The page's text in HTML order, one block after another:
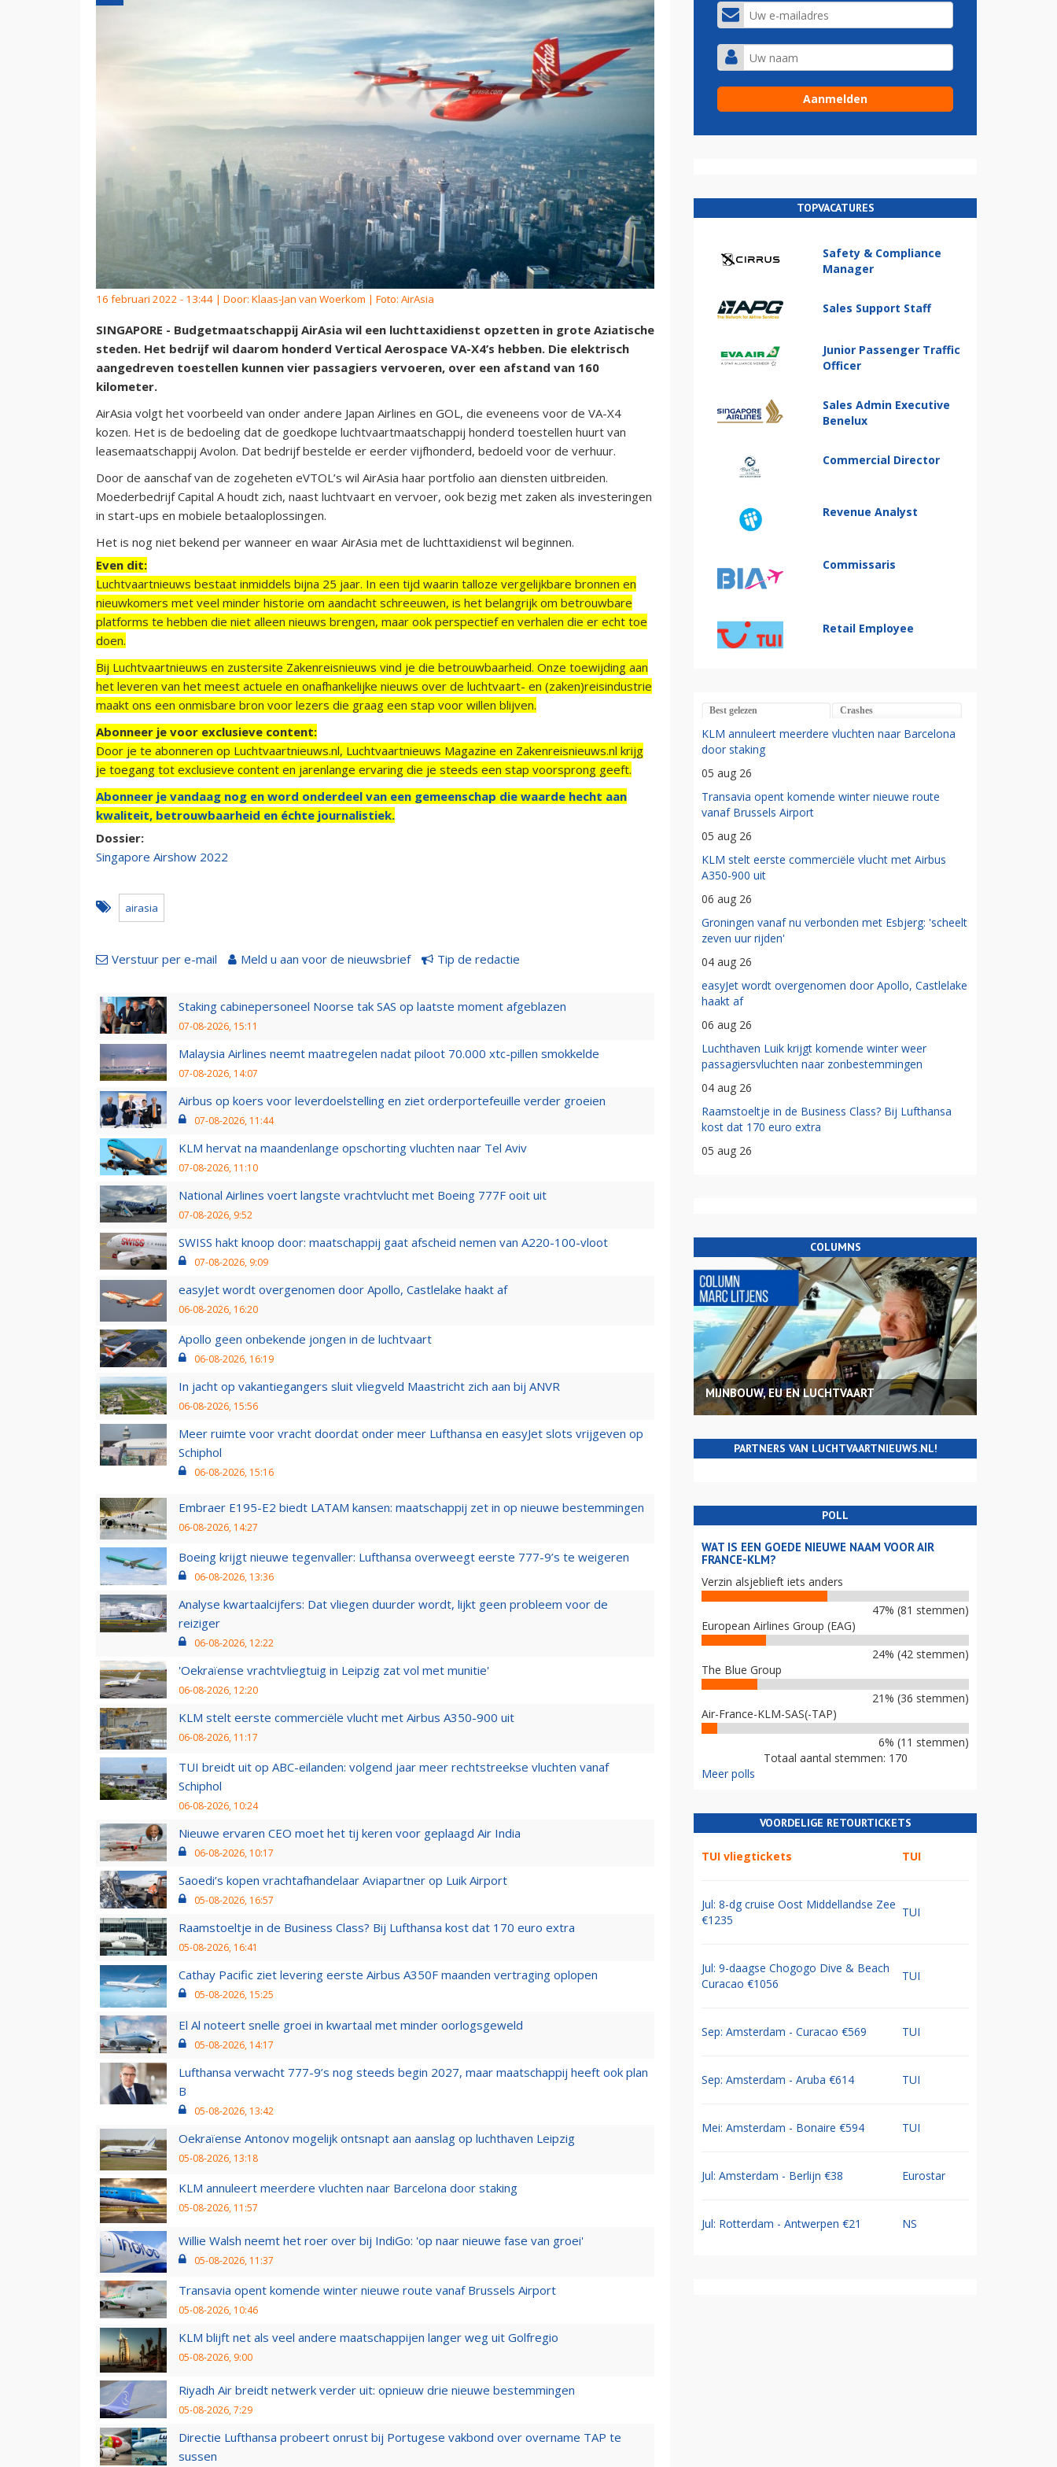
16 februari 2022 - 13:44 | Door: Klaas-Jan van Woerkom | Foto: AirAsia
SINGAPORE - Budgetmaatschappij AirAsia wil een luchttaxidienst opzetten in grote Aziatische
steden. Het bedrijf wil daarom honderd Vertical Aerospace VA-X4’s hebben. Die elektrisch
aangedreven toestellen kunnen vier passagiers vervoeren, over een afstand van 160
kilometer.
AirAsia volgt het voorbeeld van onder andere Japan Airlines en GOL, die eveneens voor de VA-X4
kozen. Het is de bedoeling dat de goedkope luchtvaartmaatschappij honderd toestellen huurt van
leasemaatschappij Avolon. Dat bedrijf bestelde er eerder vijfhonderd, bedoeld voor de verhuur.
Door de aanschaf van de zogeheten eVTOL’s wil AirAsia haar portfolio aan diensten uitbreiden.
Moederbedrijf Capital A houdt zich, naast luchtvaart en vervoer, ook bezig met zaken als investeringen
in start-ups en mobiele betaaloplossingen.
Het is nog niet bekend per wanneer en waar AirAsia met de luchttaxidienst wil beginnen.
Even dit:
Luchtvaartnieuws bestaat inmiddels bijna 25 jaar. In een tijd waarin talloze vergelijkbare bronnen en
nieuwkomers met veel minder historie om aandacht schreeuwen, is het belangrijk om betrouwbare
platforms te hebben die niet alleen nieuws brengen, maar ook perspectief en verhalen die er echt toe
doen.
Bij Luchtvaartnieuws en zustersite Zakenreisnieuws vind je die betrouwbaarheid. Onze toewijding aan
het leveren van het meest actuele en onafhankelijke nieuws over de luchtvaart- en (zaken)reisindustrie
maakt ons een onmisbare bron voor lezers die graag een stap voor willen blijven.
Abonneer je voor exclusieve content:
Door je te abonneren op Luchtvaartnieuws.nl, Luchtvaartnieuws Magazine en Zakenreisnieuws.nl krijg
je toegang tot exclusieve content en jarenlange ervaring die je steeds een stap voorsprong geeft.
Abonneer je vandaag nog en word onderdeel van een gemeenschap die waarde hecht aan
kwaliteit, betrouwbaarheid en échte journalistiek.
Dossier:
Singapore Airshow 2022
airasia
Verstuur per e-mail Meld u aan voor de nieuwsbrief Tip de redactie
Staking cabinepersoneel Noorse tak SAS op laatste moment afgeblazen
07-08-2026, 15:11
Malaysia Airlines neemt maatregelen nadat piloot 70.000 xtc-pillen smokkelde
07-08-2026, 14:07
Airbus op koers voor leverdoelstelling en ziet orderportefeuille verder groeien
07-08-2026, 11:44
KLM hervat na maandenlange opschorting vluchten naar Tel Aviv
07-08-2026, 11:10
National Airlines voert langste vrachtvlucht met Boeing 777F ooit uit
07-08-2026, 9:52
SWISS hakt knoop door: maatschappij gaat afscheid nemen van A220-100-vloot
07-08-2026, 9:09
easyJet wordt overgenomen door Apollo, Castlelake haakt af
06-08-2026, 16:20
Apollo geen onbekende jongen in de luchtvaart
06-08-2026, 16:19
In jacht op vakantiegangers sluit vliegveld Maastricht zich aan bij ANVR
06-08-2026, 15:56
Meer ruimte voor vracht doordat onder meer Lufthansa en easyJet slots vrijgeven op
Schiphol
06-08-2026, 15:16
Embraer E195-E2 biedt LATAM kansen: maatschappij zet in op nieuwe bestemmingen
06-08-2026, 14:27
Boeing krijgt nieuwe tegenvaller: Lufthansa overweegt eerste 777-9’s te weigeren
06-08-2026, 13:36
Analyse kwartaalcijfers: Dat vliegen duurder wordt, lijkt geen probleem voor de
reiziger
06-08-2026, 12:22
'Oekraïense vrachtvliegtuig in Leipzig zat vol met munitie'
06-08-2026, 12:20
KLM stelt eerste commerciële vlucht met Airbus A350-900 uit
06-08-2026, 11:17
TUI breidt uit op ABC-eilanden: volgend jaar meer rechtstreekse vluchten vanaf
Schiphol
06-08-2026, 10:24
Nieuwe ervaren CEO moet het tij keren voor geplaagd Air India
06-08-2026, 10:17
Saoedi’s kopen vrachtafhandelaar Aviapartner op Luik Airport
05-08-2026, 16:57
Raamstoeltje in de Business Class? Bij Lufthansa kost dat 170 euro extra
05-08-2026, 16:41
Cathay Pacific ziet levering eerste Airbus A350F maanden vertraging oplopen
05-08-2026, 15:25
El Al noteert snelle groei in kwartaal met minder oorlogsgeweld
05-08-2026, 14:17
Lufthansa verwacht 777-9’s nog steeds begin 2027, maar maatschappij heeft ook plan
B
05-08-2026, 13:42
Oekraïense Antonov mogelijk ontsnapt aan aanslag op luchthaven Leipzig
05-08-2026, 13:18
KLM annuleert meerdere vluchten naar Barcelona door staking
05-08-2026, 11:57
Willie Walsh neemt het roer over bij IndiGo: 'op naar nieuwe fase van groei'
05-08-2026, 11:37
Transavia opent komende winter nieuwe route vanaf Brussels Airport
05-08-2026, 10:46
KLM blijft net als veel andere maatschappijen langer weg uit Golfregio
05-08-2026, 9:00
Riyadh Air breidt netwerk verder uit: opnieuw drie nieuwe bestemmingen
05-08-2026, 7:29
Directie Lufthansa probeert onrust bij Portugese vakbond over overname TAP te
sussen
TOPVACATURES
Safety & Compliance
Manager
Sales Support Staff
Junior Passenger Traffic
Officer
Sales Admin Executive
Benelux
Commercial Director
Revenue Analyst
Commissaris
Retail Employee
Best gelezen Crashes
KLM annuleert meerdere vluchten naar Barcelona
door staking
05 aug 26
Transavia opent komende winter nieuwe route
vanaf Brussels Airport
05 aug 26
KLM stelt eerste commerciële vlucht met Airbus
A350-900 uit
06 aug 26
Groningen vanaf nu verbonden met Esbjerg: 'scheelt
zeven uur rijden'
04 aug 26
easyJet wordt overgenomen door Apollo, Castlelake
haakt af
06 aug 26
Luchthaven Luik krijgt komende winter weer
passagiersvluchten naar zonbestemmingen
04 aug 26
Raamstoeltje in de Business Class? Bij Lufthansa
kost dat 170 euro extra
05 aug 26
COLUMNS
MIJNBOUW, EU EN LUCHTVAART
PARTNERS VAN LUCHTVAARTNIEUWS.NL!
POLL
WAT IS EEN GOEDE NIEUWE NAAM VOOR AIR
FRANCE-KLM?
Verzin alsjeblieft iets anders
47% (81 stemmen)
European Airlines Group (EAG)
24% (42 stemmen)
The Blue Group
21% (36 stemmen)
Air-France-KLM-SAS(-TAP)
6% (11 stemmen)
Totaal aantal stemmen: 170
Meer polls
VOORDELIGE RETOURTICKETS
TUI vliegtickets TUI
Jul: 8-dg cruise Oost Middellandse Zee
€1235
TUI
Jul: 9-daagse Chogogo Dive & Beach
Curacao €1056
TUI
Sep: Amsterdam - Curacao €569 TUI
Sep: Amsterdam - Aruba €614 TUI
Mei: Amsterdam - Bonaire €594 TUI
Jul: Amsterdam - Berlijn €38 Eurostar
Jul: Rotterdam - Antwerpen €21 NS